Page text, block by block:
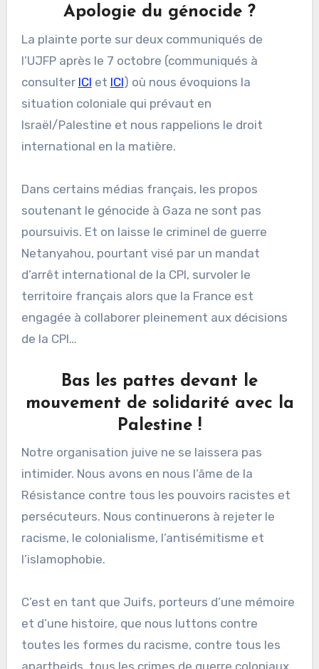
Apologie du génocide ?
La plainte porte sur deux communiqués de
l’UJFP après le 7 octobre (communiqués à
consulter ICI et ICI) où nous évoquions la
situation coloniale qui prévaut en
Israël/Palestine et nous rappelions le droit
international en la matière.
Dans certains médias français, les propos
soutenant le génocide à Gaza ne sont pas
poursuivis. Et on laisse le criminel de guerre
Netanyahou, pourtant visé par un mandat
d’arrêt international de la CPI, survoler le
territoire français alors que la France est
engagée à collaborer pleinement aux décisions
de la CPI…
Bas les pattes devant le
mouvement de solidarité avec la
Palestine !
Notre organisation juive ne se laissera pas
intimider. Nous avons en nous l’âme de la
Résistance contre tous les pouvoirs racistes et
persécuteurs. Nous continuerons à rejeter le
racisme, le colonialisme, l’antisémitisme et
l’islamophobie.
C’est en tant que Juifs, porteurs d’une mémoire
et d’une histoire, que nous luttons contre
toutes les formes du racisme, contre tous les
apartheids, tous les crimes de guerre coloniaux,